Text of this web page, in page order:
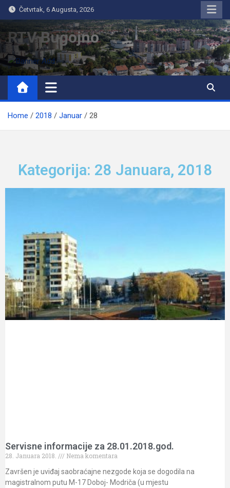
Četvrtak, 6 Augusta, 2026
RTV Bugojno
Home 2018 Januar 28
Kategorija: 28 Januara, 2018
Servisne informacije za 28.01.2018.god.
28. Januara 2018.
Nema komentara
Završen je uviđaj saobraćajne nezgode koja se dogodila na
magistralnom putu M-17 Doboj- Modriča (u mjestu